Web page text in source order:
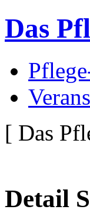
Das
[ Das
Detail